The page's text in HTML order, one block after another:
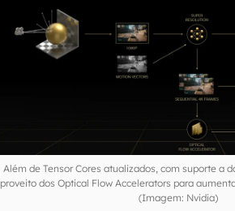
Além de Tensor Cores atualizados, com suporte a
proveito dos Optical Flow Accelerators para
(Imagem: Nvidia)